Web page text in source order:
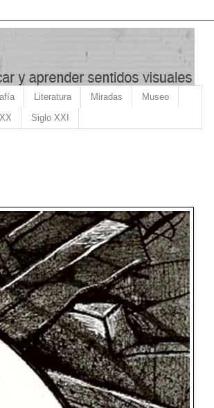
Literatura Miradas Museo
Siglo XXI